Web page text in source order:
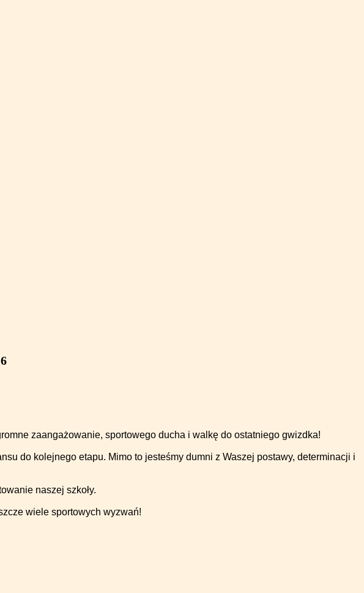
zaangażowanie, sportowego ducha i walkę do ostatniego gwizdka!
do kolejnego etapu. Mimo to jesteśmy dumni z Waszej postawy, determinacji i
naszej szkoły.
wiele sportowych wyzwań!